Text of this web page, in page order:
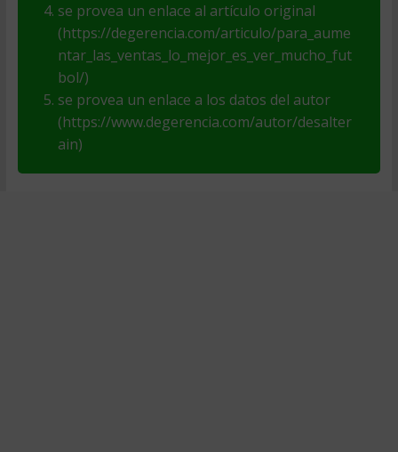
se provea un enlace al artículo original
(https://degerencia.com/articulo/para_aume
ntar_las_ventas_lo_mejor_es_ver_mucho_fut
bol/)
se provea un enlace a los datos del autor
(https://www.degerencia.com/autor/desalter
ain)